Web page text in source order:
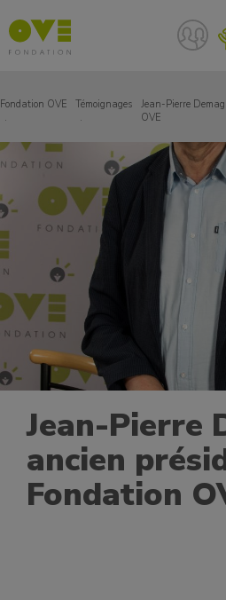
Fondation OVE Témoignages
Jean-Pierre
OVE
Jean-Pierre
ancien
Fondation